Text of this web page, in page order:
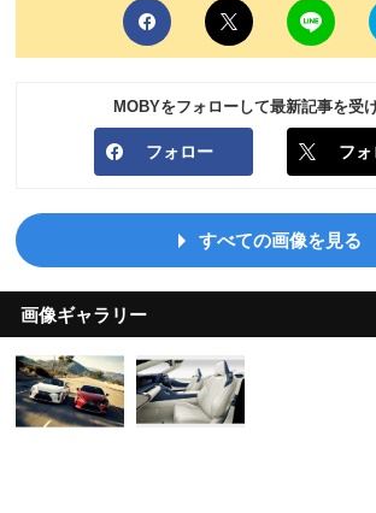
MOBYをフォローして最新記事を受
フォロー フ
すべての画像を見る
画像ギャラリー